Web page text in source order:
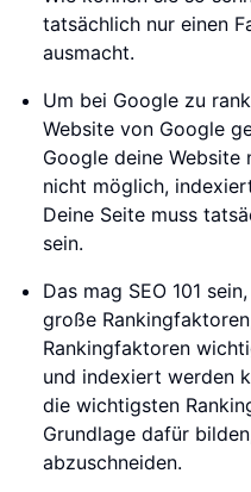
tatsächlich nur einen
ausmacht.
Um bei Google zu
Website von Google
Google deine
nicht möglich,
Deine Seite muss
sein.
Das mag SEO 101
große
Rankingfaktoren
und indexiert werden
die wichtigsten
Grundlage dafür
abzuschneiden.